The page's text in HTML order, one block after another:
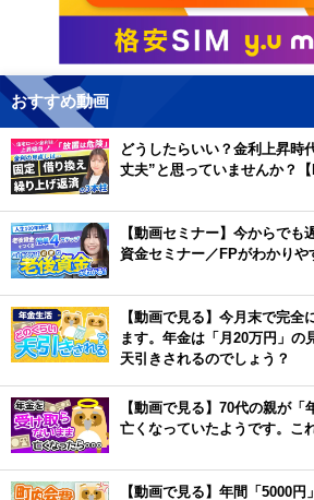
おすすめ動画
どうしたらいい？金利上昇時
丈夫”と思っていませんか？【
【動画セミナー】今からでも
資金セミナー／FPがわかりや
【動画で見る】今月末で完全
ます。年金は「月20万円」の
天引きされるのでしょう？
【動画で見る】70代の親が「
亡くなっていたようです。こ
【動画で見る】年間「5000